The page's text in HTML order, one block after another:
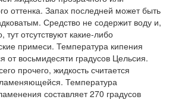
оттенка. Запах последней может быть
Средство не содержит воду и,
тут отсутствуют какие-либо
примеси. Температура кипения
от восьмидесяти градусов Цельсия.
прочего, жидкость считается
Температура
составляет 270 градусов